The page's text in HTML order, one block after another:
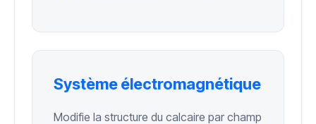
Système électromagnétique
Modifie la structure du calcaire par champ